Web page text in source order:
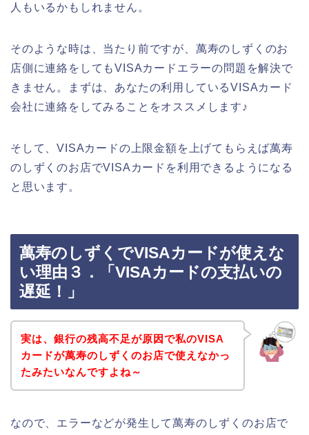
人もいるかもしれません。
そのような時は、当たり前ですが、萬寿のしずくのお
店側に連絡をしてもVISAカードエラーの問題を解決で
きません。まずは、あなたの利用しているVISAカード
会社に連絡をしてみることをオススメします♪
そして、VISAカードの上限金額を上げてもらえば萬寿
のしずくのお店でVISAカードを利用できるようになる
と思います。
萬寿のしずくでVISAカードが使えな
い理由３．「VISAカードの支払いの
遅延！」
実は、銀行の残高不足が原因で私のVISA
カードが萬寿のしずくのお店で使えなかっ
たみたいなんですよね～
なので、エラーなどが発生して萬寿のしずくのお店で